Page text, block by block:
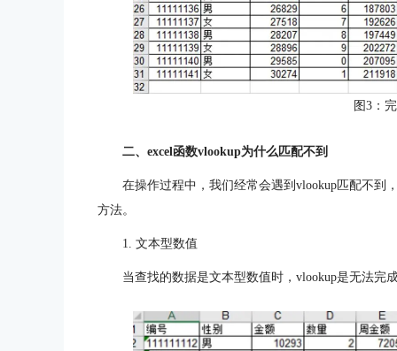
图3：
二、excel函数vlookup为什么匹配不到
在操作过程中，我们经常会遇到vlookup匹配不到
方法。
1. 文本型数值
当查找的数据是文本型数值时，vlookup是无法完